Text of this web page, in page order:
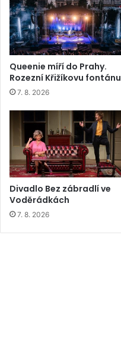
Queenie míří do Prahy.
Rozezní Křižíkovu fontánu
7. 8. 2026
Divadlo Bez zábradlí ve
Voděrádkách
7. 8. 2026